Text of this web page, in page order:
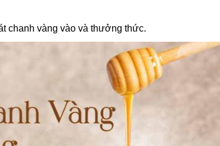
chanh vàng vào và thưởng thức.